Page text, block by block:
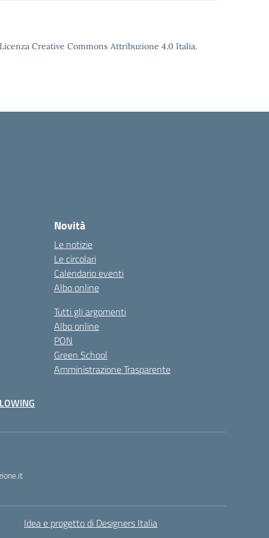
Creative Commons Attribuzione 4.0 Italia.
Novità
Le notizie
Le circolari
Calendario eventi
Albo online
Tutti gli argomenti
Albo online
PON
Green School
Amministrazione Trasparente
Idea e progetto di Designers Italia